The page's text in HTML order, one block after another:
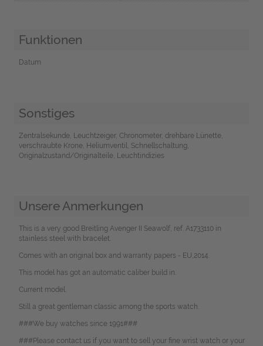
Funktionen
Datum
Sonstiges
Zentralsekunde, Leuchtzeiger, Chronometer, drehbare Lünette,
verschraubte Krone, Heliumventil, Schnellschaltung,
Originalzustand/Originalteile, Leuchtindizies
Unsere Anmerkungen
This is a very good Breitling Avenger II Seawolf, ref. A1733110 in
stainless steel with bracelet.
Comes with an original box and warranty papers - EU,2014.
This model has got an automatic caliber build in.
Current model.
Still a great gentleman classic among the sports watch.
###We buy watches since 1991###
###Please contact us if you want to sell your fine wrist watch or your